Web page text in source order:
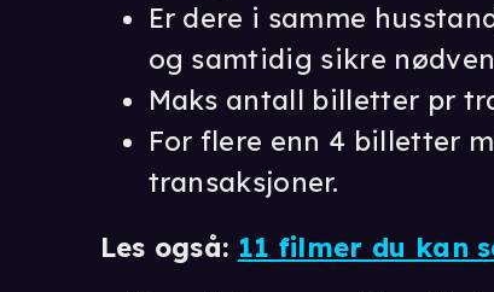
Er dere i samme
og samtidig sikre
Maks antall billetter pr
For flere enn 4 billetter
transaksjoner.
Les også: 11 filmer du kan